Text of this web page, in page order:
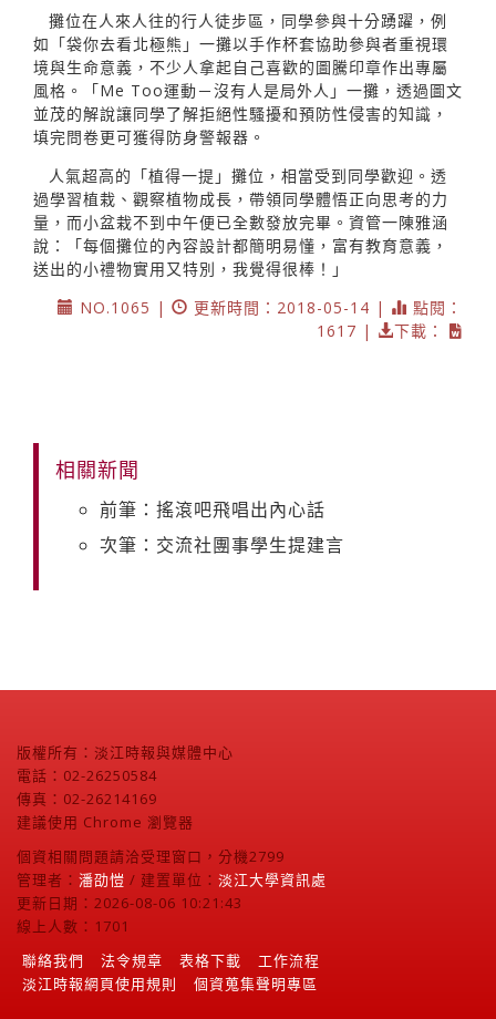
攤位在人來人往的行人徒步區，同學參與十分踴躍，例
如「袋你去看北極熊」一攤以手作杯套協助參與者重視環
境與生命意義，不少人拿起自己喜歡的圖騰印章作出專屬
風格。「Me Too運動－沒有人是局外人」一攤，透過圖文
並茂的解說讓同學了解拒絕性騷擾和預防性侵害的知識，
填完問卷更可獲得防身警報器。
人氣超高的「植得一提」攤位，相當受到同學歡迎。透
過學習植栽、觀察植物成長，帶領同學體悟正向思考的力
量，而小盆栽不到中午便已全數發放完畢。資管一陳雅涵
說：「每個攤位的內容設計都簡明易懂，富有教育意義，
送出的小禮物實用又特別，我覺得很棒！」
NO.1065 |
更新時間：2018-05-14 |
點閱：
1617 |
下載：
相關新聞
前筆：搖滾吧飛唱出內心話
次筆：交流社團事學生提建言
版權所有：淡江時報與媒體中心
電話：02-26250584
傳真：02-26214169
建議使用 Chrome 瀏覽器
個資相關問題請洽受理窗口，分機2799
管理者： 潘劭愷 / 建置單位： 淡江大學資訊處
更新日期：2026-08-06 10:21:43
線上人數：1701
聯絡我們
法令規章 表格下載
工作流程
淡江時報網頁使用規則
個資蒐集聲明專區